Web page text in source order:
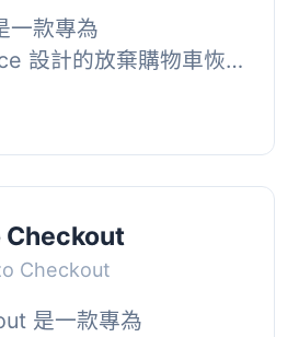
一款專為
設計的放棄購物車恢
動發送恢復郵件，幫助
售。, , 【主...
Checkout
Checkout
是一款專為